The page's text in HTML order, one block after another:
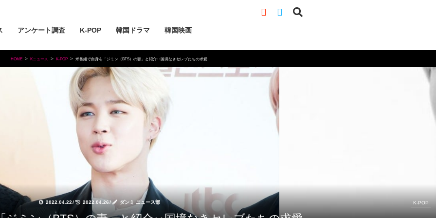
アンケート調査 K-POP 韓国ドラマ 韓国映画
HOME Kニュース K-POP 米番組で自身を「ジミン（BTS）の妻」と紹介‥国境なきセレブたちの求愛
2022.04.22/ 2022.04.26/ ダンミ ニュース部 K-POP